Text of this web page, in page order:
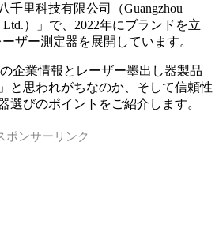
千里科技有限公司（Guangzhou
Ltd.）」で、2022年にブランドを立
ザー測定器を展開しています。
企業情報とレーザー墨出し器製品
と思われがちなのか、そして信頼性
選びのポイントをご紹介します。
ポンサーリンク